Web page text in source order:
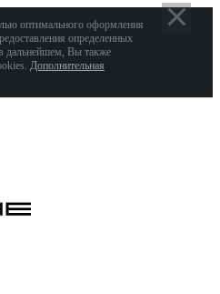
оптимального оформления
определенных
дальнейшем, Вы также
Дополнительная